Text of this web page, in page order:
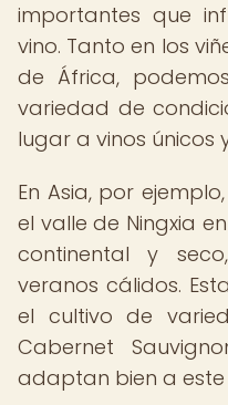
importantes que
vino. Tanto en los
de África,
variedad de
lugar a vinos únicos
En Asia, por
el valle de Ningxia
continental y
veranos cálidos.
el cultivo de
Cabernet
adaptan bien a